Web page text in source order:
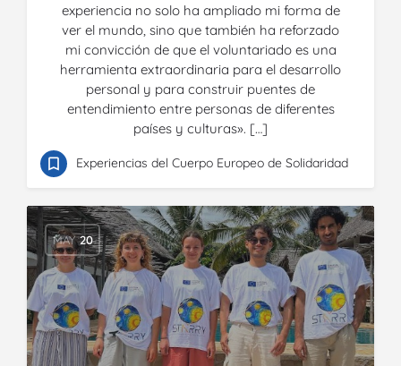
experiencia no solo ha ampliado mi forma de
ver el mundo, sino que también ha reforzado
mi convicción de que el voluntariado es una
herramienta extraordinaria para el desarrollo
personal y para construir puentes de
entendimiento entre personas de diferentes
países y culturas». […]
Experiencias del Cuerpo Europeo de Solidaridad
MAY 20